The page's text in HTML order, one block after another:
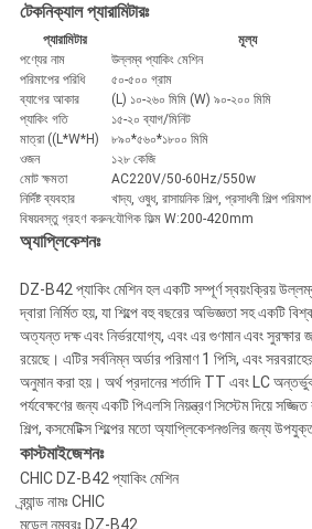
টেকনিক্যাল প্যারামিটারঃ
প্যারামিটার
মূল্য
পণ্যের নাম
উল্লম্ব প্যাকিং মেশিন
পরিমাপের পরিধি
৫০-৫০০ গ্রাম
ব্যাগের আকার
(L) ১০-২৬০ মিমি (W) ৯০-২০০ মিমি
প্যাকিং গতি
১৫-২০ ব্যাগ/মিনিট
মাত্রা ((L*W*H)
৮৯০*৫৬০*১৮০০ মিমি
ওজন
১২৮ কেজি
মোট ক্ষমতা
AC220V/50-60Hz/550w
নির্দিষ্ট ব্যবহার
খাদ্য, ওষুধ, রাসায়নিক শিল্প, প্রসাধনী শিল্প
বিষয়বস্তু গ্রহণ করুনযৌগিক ফিল্ম W:200-420mm
অ্যাপ্লিকেশনঃ
DZ-B42 প্যাকিং মেশিন হল একটি সম্পূর্ণ স্বয়ংক্রিয়
দ্বারা নির্মিত হয়, যা শিল্পে বহু বছরের অভিজ্ঞতা সহ একটি
অত্যন্ত দক্ষ এবং নির্ভরযোগ্য, এবং এর গুণমান এবং
রয়েছে। এটির সর্বনিম্ন অর্ডার পরিমাণ 1 পিসি, এবং
অনুমান করা হয়। অর্থ প্রদানের শর্তাদি TT এবং LC
পর্যবেক্ষণের জন্য একটি পিএলসি নিয়ন্ত্রণ সিস্টেম দিয়ে
শিল্প, কসমেটিক্স শিল্পের মতো অ্যাপ্লিকেশনগুলির জন্য
কাস্টমাইজেশনঃ
CHIC DZ-B42 প্যাকিং মেশিন
ব্র্যান্ড নামঃ CHIC
মডেল নম্বরঃ DZ-B42